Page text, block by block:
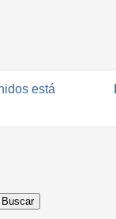
está
Buscar